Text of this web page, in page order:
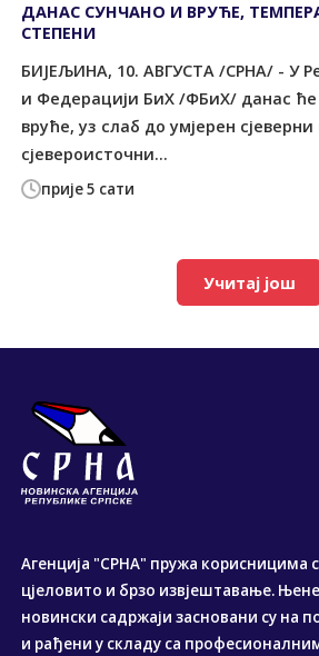
прије 5 сати
ДАНАС СУНЧАНО И ВРУЋЕ,
СТЕПЕНИ
БИЈЕЉИНА, 10. АВГУСТА /СРНА/ - У
и Федерацији БиХ /ФБиХ/ данас
вруће, уз слаб до умјерен сјеверни
сјевероисточни...
Учитај још
Агенција "СРНА" пружа корисницима
цјеловито и брзо извјештавање. Њене
новински садржаји засновани су на
и рађени у складу са